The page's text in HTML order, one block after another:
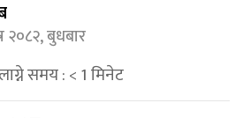
२०८२, बुधबार
समय :< 1मिनेट